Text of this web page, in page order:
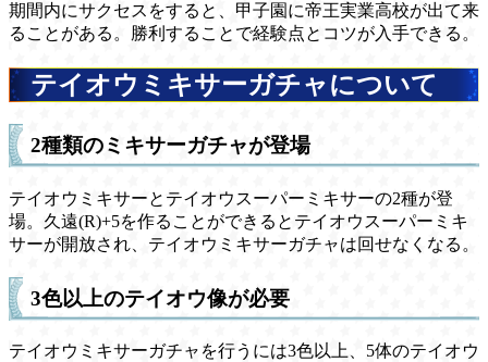
期間内にサクセスをすると、甲子園に帝王実業高校が出て来
ることがある。勝利することで経験点とコツが入手できる。
テイオウミキサーガチャについて
2種類のミキサーガチャが登場
テイオウミキサーとテイオウスーパーミキサーの2種が登
場。久遠(R)+5を作ることができるとテイオウスーパーミキ
サーが開放され、テイオウミキサーガチャは回せなくなる。
3色以上のテイオウ像が必要
テイオウミキサーガチャを行うには3色以上、5体のテイオウ